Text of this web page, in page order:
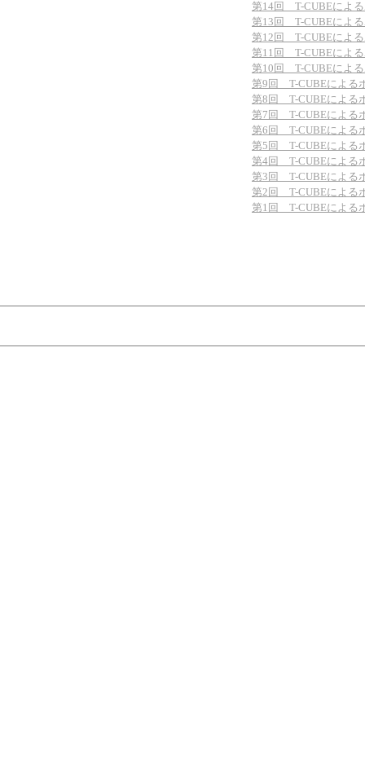
第14回 T-CUBEによ
第13回 T-CUBEによ
第12回 T-CUBEによ
第11回 T-CUBEによ
第10回 T-CUBEによ
第9回 T-CUBEによる
第8回 T-CUBEによる
第7回 T-CUBEによる
第6回 T-CUBEによる
第5回 T-CUBEによる
第4回 T-CUBEによる
第3回 T-CUBEによる
第2回 T-CUBEによる
第1回 T-CUBEによる